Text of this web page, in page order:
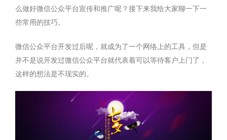
么做好微信公众平台宣传和推广呢？接下来我给大家聊一下一
些常用的技巧。
微信公众平台开发过后呢，就成为了一个网络上的工具，但是
并不是说开发过微信公众平台就代表着可以等待客户上门了，
这样的想法是不现实的。